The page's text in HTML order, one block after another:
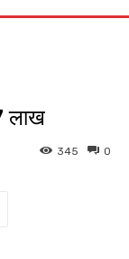
लाख
0
345